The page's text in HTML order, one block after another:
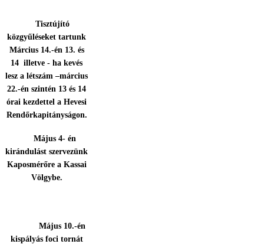
Tisztújító
közgyűléseket tartunk
Március 14.-én 13. és
14 illetve - ha kevés
lesz a létszám –március
22.-én szintén 13 és 14
órai kezdettel a Hevesi
Rendőrkapitányságon.
Május 4- én
kirándulást szervezünk
Kaposmérőre a Kassai
Völgybe.
Május 10.-én
kispályás foci tornát